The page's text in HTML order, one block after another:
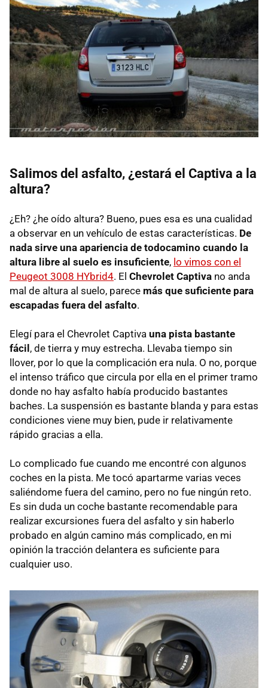
Salimos del asfalto, ¿estará el Captiva a la
altura?
¿Eh? ¿he oído altura? Bueno, pues esa es una cualidad
a observar en un vehículo de estas características. De
nada sirve una apariencia de todocamino cuando la
altura libre al suelo es insuficiente, lo vimos con el
Peugeot 3008 HYbrid4. El Chevrolet Captiva no anda
mal de altura al suelo, parece más que suficiente para
escapadas fuera del asfalto.
Elegí para el Chevrolet Captiva una pista bastante
fácil , de tierra y muy estrecha. Llevaba tiempo sin
llover, por lo que la complicación era nula. O no, porque
el intenso tráfico que circula por ella en el primer tramo
donde no hay asfalto había producido bastantes
baches. La suspensión es bastante blanda y para estas
condiciones viene muy bien, pude ir relativamente
rápido gracias a ella.
Lo complicado fue cuando me encontré con algunos
coches en la pista. Me tocó apartarme varias veces
saliéndome fuera del camino, pero no fue ningún reto.
Es sin duda un coche bastante recomendable para
realizar excursiones fuera del asfalto y sin haberlo
probado en algún camino más complicado, en mi
opinión la tracción delantera es suficiente para
cualquier uso.